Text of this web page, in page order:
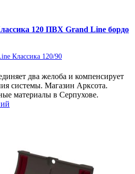
120 ПВХ Grand Line бордо
Классика 120/90
два желоба и компенсирует
системы. Магазин Арксота.
материалы в Серпухове.